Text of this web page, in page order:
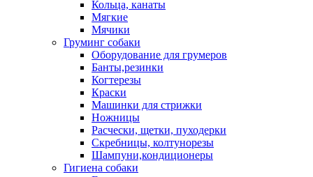
Кольца, канаты
Мягкие
Мячики
Груминг собаки
Оборудование для грумеров
Банты,резинки
Когтерезы
Краски
Машинки для стрижки
Ножницы
Расчески, щетки, пуходерки
Скребницы, колтунорезы
Шампуни,кондиционеры
Гигиена собаки